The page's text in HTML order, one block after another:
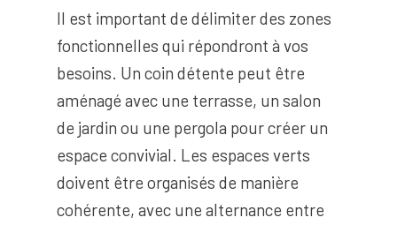
Il est important de délimiter des zones
fonctionnelles qui répondront à vos
besoins. Un coin détente peut être
aménagé avec une terrasse, un salon
de jardin ou une pergola pour créer un
espace convivial. Les espaces verts
doivent être organisés de manière
cohérente, avec une alternance entre